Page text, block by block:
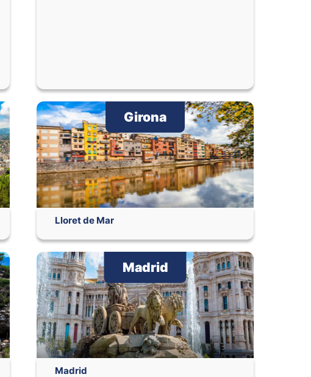
Girona
Lloret de Mar
Madrid
Madrid